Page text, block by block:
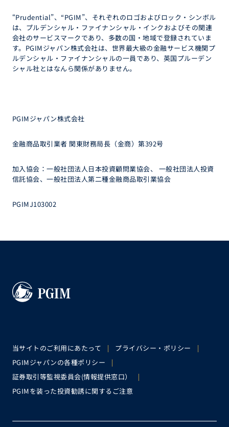
“Prudential”、“PGIM”、それぞれのロゴおよびロック・シンボル
は、プルデンシャル・ファイナンシャル・インクおよびその関連
会社のサービスマークであり、多数の国・地域で登録されていま
す。PGIMジャパン株式会社は、世界最大級の金融サービス機関プ
ルデンシャル・ファイナンシャルの一員であり、英国プルーデン
シャル社とはなんら関係がありません。
PGIMジャパン株式会社
金融商品取引業者 関東財務局長（金商）第392号
加入協会：一般社団法人日本投資顧問業協会、 一般社団法人投資
信託協会、一般社団法人第二種金融商品取引業協会
PGIMJ103002
当サイトのご利用にあたって
プライバシー・ポリシー
PGIMジャパンの各種ポリシー
証券取引等監視委員会(情報提供窓口）
PGIMを装った投資勧誘に関するご注意